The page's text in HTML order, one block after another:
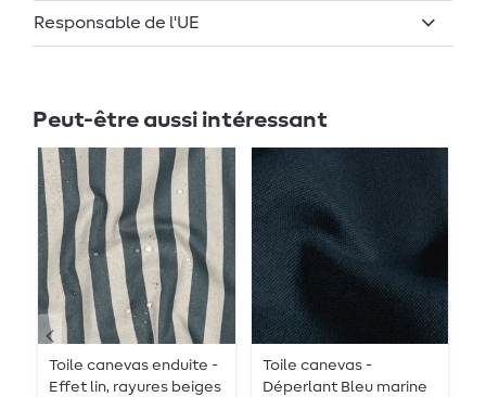
Responsable de l'UE
Peut-être aussi intéressant
Toile canevas enduite -
Effet lin, rayures beiges
Toile canevas -
Déperlant Bleu marine